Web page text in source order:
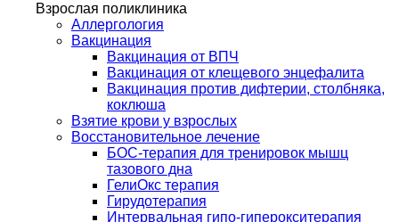
Взрослая поликлиника
Аллергология
Вакцинация
Вакцинация от ВПЧ
Вакцинация от клещевого энцефалита
Вакцинация против дифтерии, столбняка,
коклюша
Взятие крови у взрослых
Восстановительное лечение
БОС-терапия для тренировок мышц
тазового дна
ГелиОкс терапия
Гирудотерапия
Интервальная гипо-гиперокситерапия